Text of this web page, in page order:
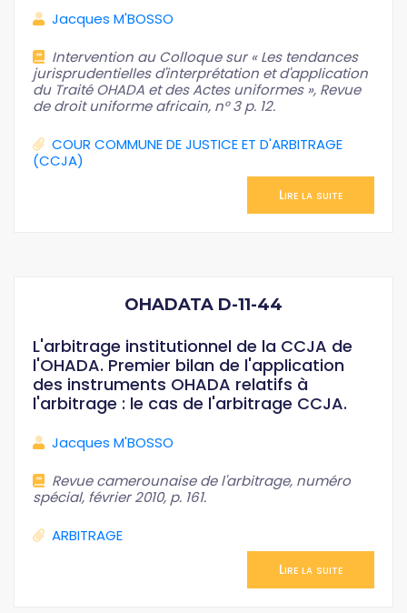
Jacques M'BOSSO
Intervention au Colloque sur « Les tendances
jurisprudentielles d'interprétation et d'application
du Traité OHADA et des Actes uniformes », Revue
de droit uniforme africain, n° 3 p. 12.
COUR COMMUNE DE JUSTICE ET D'ARBITRAGE
(CCJA)
Lire la suite
OHADATA D-11-44
L'arbitrage institutionnel de la CCJA de
l'OHADA. Premier bilan de l'application
des instruments OHADA relatifs à
l'arbitrage : le cas de l'arbitrage CCJA.
Jacques M'BOSSO
Revue camerounaise de l'arbitrage, numéro
spécial, février 2010, p. 161.
ARBITRAGE
Lire la suite